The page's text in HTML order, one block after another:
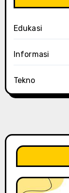
Edukasi
Informasi
Tekno